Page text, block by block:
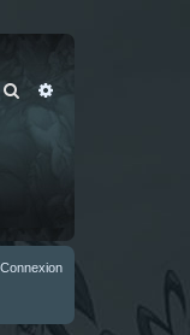
Rechercher
Connexion